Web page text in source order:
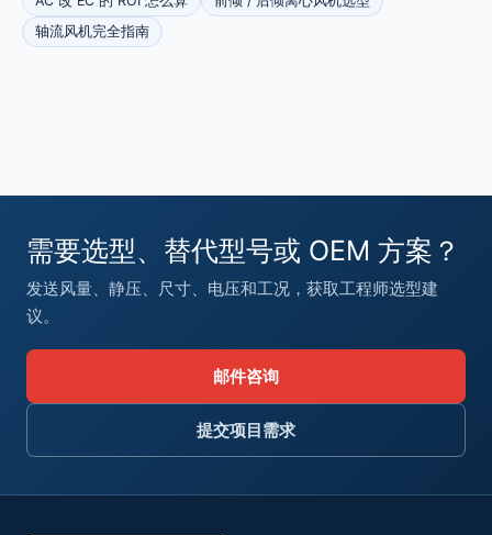
轴流风机完全指南
需要选型、替代型号或 OEM 方案？
发送风量、静压、尺寸、电压和工况，获取工程师选型建
议。
邮件咨询
提交项目需求